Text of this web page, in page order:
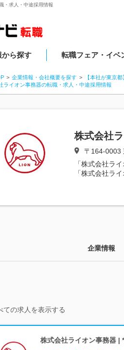
・求人・中途採用情報
から探す 転職フェア・イベ
企業情報・会社概要を探す 【本社が東京
ライオン事務器の転職・求人・中途採用情報
株式会社
〒164-0003
「株式会社ラ
「株式会社ラ
企業情報
ての求人を表示する
株式会社ライオン事務器 |